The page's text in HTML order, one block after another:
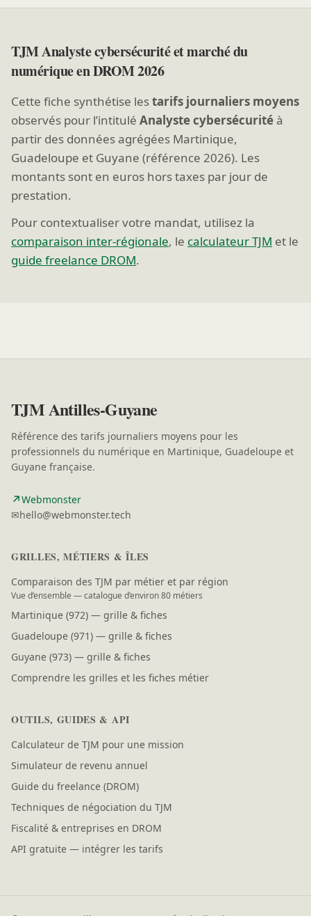
TJM Analyste cybersécurité et marché du
numérique en DROM 2026
Cette fiche synthétise lestarifs journaliers moyens
observés pour l’intitulé Analyste cybersécuritéà
partir des données agrégées Martinique,
Guadeloupe et Guyane (référence 2026). Les
montants sont en euros hors taxes par jour de
prestation.
Pour contextualiser votre mandat, utilisez la
comparaison inter-régionale, le calculateur TJM et le
guide freelance DROM.
TJM Antilles-Guyane
Référence des tarifs journaliers moyens pour les
professionnels du numérique en Martinique, Guadeloupe et
Guyane française.
↗Webmonster(nouvelle fenêtre)
✉hello@webmonster.tech
GRILLES, MÉTIERS & ÎLES
Comparaison des TJM par métier et par région
Vue d’ensemble — catalogue d’environ 80 métiers
Martinique (972) — grille & fiches
Guadeloupe (971) — grille & fiches
Guyane (973) — grille & fiches
Comprendre les grilles et les fiches métier
OUTILS, GUIDES & API
Calculateur de TJM pour une mission
Simulateur de revenu annuel
Guide du freelance (DROM)
Techniques de négociation du TJM
Fiscalité & entreprises en DROM
API gratuite — intégrer les tarifs